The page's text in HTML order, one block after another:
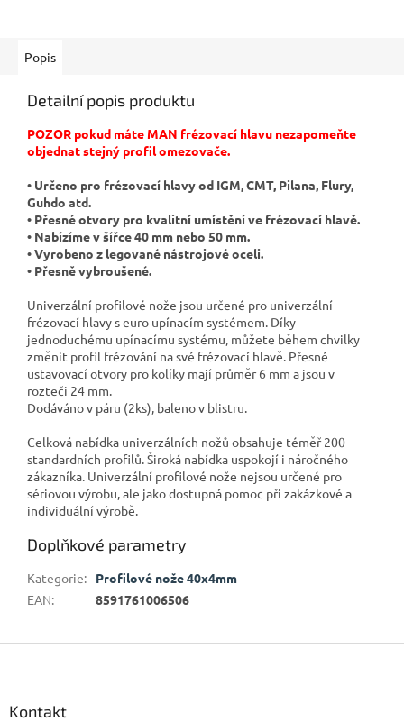
Popis
Detailní popis produktu
POZOR pokud máte MAN frézovací hlavu nezapomeňte
objednat stejný profil omezovače.
• Určeno pro frézovací hlavy od IGM, CMT, Pilana, Flury,
Guhdo atd.
• Přesné otvory pro kvalitní umístění ve frézovací hlavě.
• Nabízíme v šířce 40 mm nebo 50 mm.
• Vyrobeno z legované nástrojové oceli.
• Přesně vybroušené.
Univerzální profilové nože jsou určené pro univerzální
frézovací hlavy s euro upínacím systémem. Díky
jednoduchému upínacímu systému, můžete během chvilky
změnit profil frézování na své frézovací hlavě. Přesné
ustavovací otvory pro kolíky mají průměr 6 mm a jsou v
rozteči 24 mm.
Dodáváno v páru (2ks), baleno v blistru.
Celková nabídka univerzálních nožů obsahuje téměř 200
standardních profilů. Široká nabídka uspokojí i náročného
zákazníka. Univerzální profilové nože nejsou určené pro
sériovou výrobu, ale jako dostupná pomoc při zakázkové a
individuální výrobě.
Doplňkové parametry
Kategorie:
Profilové nože 40x4mm
EAN: 8591761006506
Kontakt